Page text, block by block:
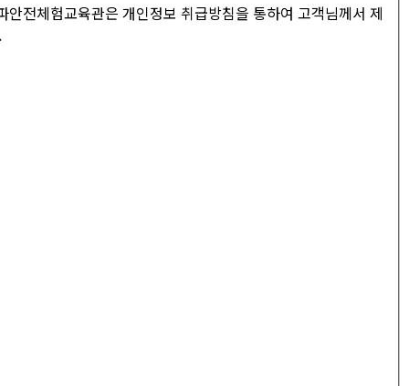
전체험교육관은 개인정보 취급방침을 통하여 고객님께서 제